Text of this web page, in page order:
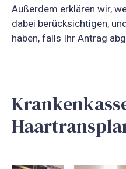
Außerdem erklären wir,
dabei berücksichtigen,
haben, falls Ihr Antrag